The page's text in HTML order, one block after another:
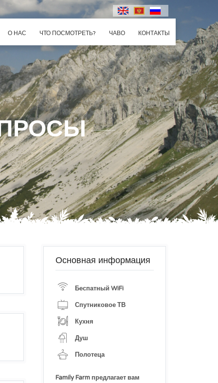
О НАС ЧТО ПОСМОТРЕТЬ? ЧАВО КОНТАКТЫ
Основная информация
Беспатный WiFi
Спутниковое ТВ
Кухня
Душ
Полотеца
Family Farm предлагает вам